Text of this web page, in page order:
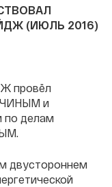
(ИЮЛЬ 2016)
провёл
и
по делам
двустороннем